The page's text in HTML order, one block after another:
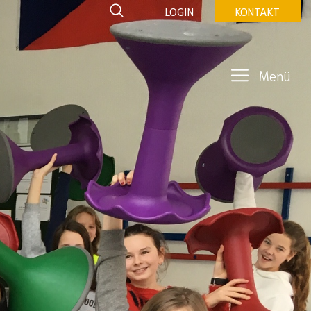
LOGIN KONTAKT
Menü